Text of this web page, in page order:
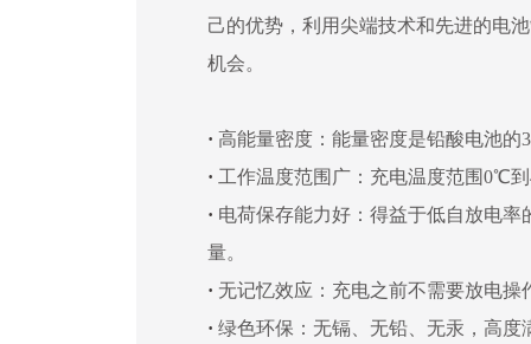
己的优势，利用尖端技术和先进的电
机会。
· 高能量密度：能量密度是铅酸电池的
· 工作温度范围广：充电温度范围0℃
· 电荷保存能力好：得益于低自放电
量。
· 无记忆效应：充电之前不需要放电操
· 绿色环保：无镉、无铅、无汞，高度